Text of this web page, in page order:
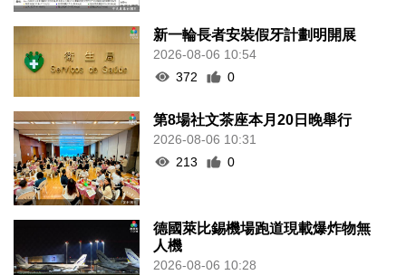
新一輪長者安裝假牙計劃明開展
2026-08-06 10:54
372
0
第8場社文茶座本月20日晚舉行
2026-08-06 10:31
213
0
德國萊比錫機場跑道現載爆炸物無
人機
2026-08-06 10:28